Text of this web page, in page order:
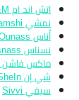
اتش اند ام H&M
نمشي Namshi
أُناس Ounass
نسناس Nisnass
ماكس فاشن Max Fashion
شي إن SheIn
سيفي Sivvi